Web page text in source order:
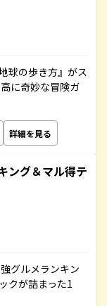
球の歩き方』がス
に奇妙な冒険ガ
詳細を見る
ング＆マル得テ
グルメランキン
クが詰まった1